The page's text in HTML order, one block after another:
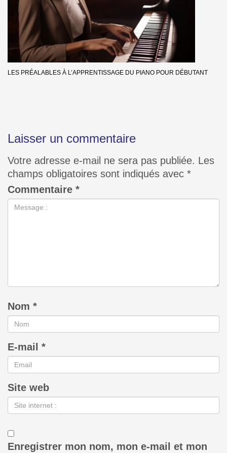
LES PRÉALABLES À L’APPRENTISSAGE DU PIANO POUR DÉBUTANT
Laisser un commentaire
Votre adresse e-mail ne sera pas publiée. Les
champs obligatoires sont indiqués avec *
Commentaire *
Nom *
E-mail *
Site web
Enregistrer mon nom, mon e-mail et mon